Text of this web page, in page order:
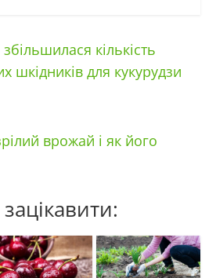
кількість
шкідників для кукурудзи
врожай і як його